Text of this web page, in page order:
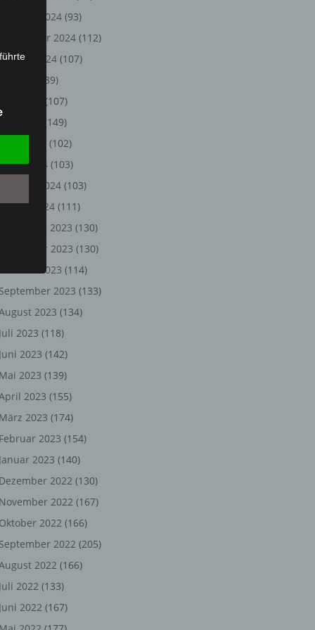
Oktober 2024 (93)
September 2024 (112)
2024 (107)
(89)
(107)
(149)
(102)
2024 (103)
Februar 2024 (103)
2024 (111)
Dezember 2023 (130)
November 2023 (130)
Oktober 2023 (114)
September 2023 (133)
2023 (134)
Juli 2023 (118)
Juni 2023 (142)
Mai 2023 (139)
2023 (155)
März 2023 (174)
Februar 2023 (154)
Januar 2023 (140)
Dezember 2022 (130)
November 2022 (167)
Oktober 2022 (166)
September 2022 (205)
2022 (166)
Juli 2022 (133)
Juni 2022 (167)